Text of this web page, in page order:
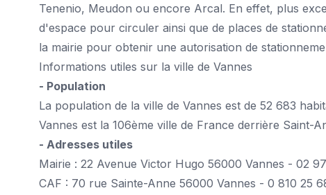
Tenenio, Meudon ou encore Arcal. En effet, plus
d'espace pour circuler ainsi que de places de
la mairie pour obtenir une autorisation de
Informations utiles sur la ville de Vannes
- Population
La population de la ville de Vannes est de 52 683
Vannes est la 106ème ville de France derrière Saint-
- Adresses utiles
Mairie : 22 Avenue Victor Hugo 56000 Vannes - 02
CAF : 70 rue Sainte-Anne 56000 Vannes - 0 810 25